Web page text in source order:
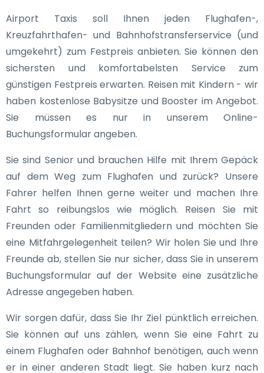
Airport Taxis soll Ihnen jeden Flughafen-,
Kreuzfahrthafen- und Bahnhofstransferservice (und
umgekehrt) zum Festpreis anbieten. Sie können den
sichersten und komfortabelsten Service zum
günstigen Festpreis erwarten. Reisen mit Kindern - wir
haben kostenlose Babysitze und Booster im Angebot.
Sie müssen es nur in unserem Online-
Buchungsformular angeben.
Sie sind Senior und brauchen Hilfe mit Ihrem Gepäck
auf dem Weg zum Flughafen und zurück? Unsere
Fahrer helfen Ihnen gerne weiter und machen Ihre
Fahrt so reibungslos wie möglich. Reisen Sie mit
Freunden oder Familienmitgliedern und möchten Sie
eine Mitfahrgelegenheit teilen? Wir holen Sie und Ihre
Freunde ab, stellen Sie nur sicher, dass Sie in unserem
Buchungsformular auf der Website eine zusätzliche
Adresse angegeben haben.
Wir sorgen dafür, dass Sie Ihr Ziel pünktlich erreichen.
Sie können auf uns zählen, wenn Sie eine Fahrt zu
einem Flughafen oder Bahnhof benötigen, auch wenn
er in einer anderen Stadt liegt. Sie haben kurz nach